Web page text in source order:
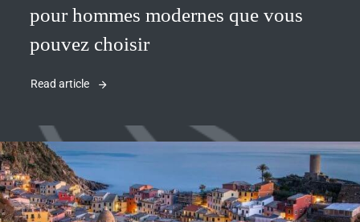
pour hommes modernes que vous
pouvez choisir
Read article